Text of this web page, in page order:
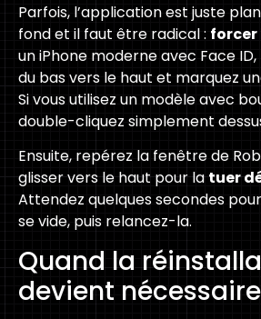
Parfois, l’application est juste
fond et il faut être radical :
un iPhone moderne avec Face
du bas vers le haut et marquez
Si vous utilisez un modèle avec
double-cliquez simplement
Ensuite, repérez la fenêtre de
glisser vers le haut pour latuer
Attendez quelques secondes
se vide, puis relancez-la.
Quand la
devient nécessaire